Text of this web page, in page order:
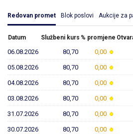
Redovan promet Blok poslovi Aukcije za
Datum Službeni kurs % promjene
06.08.2026 80,70 0,00
05.08.2026 80,70 0,00
04.08.2026 80,70 0,00
03.08.2026 80,70 0,00
31.07.2026 80,70 0,00
30.07.2026 80,70 0,00